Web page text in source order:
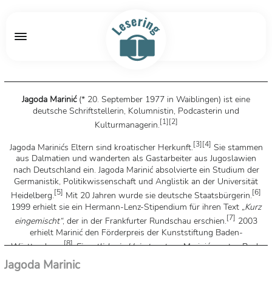
Jagoda Marinić(* 20. September 1977 in Waiblingen) ist eine
deutsche Schriftstellerin, Kolumnistin, Podcasterin und
Kulturmanagerin.[1][2]
Jagoda Marinićs Eltern sind kroatischer Herkunft.[3][4] Sie stammen
aus Dalmatien und wanderten als Gastarbeiter aus Jugoslawien
nach Deutschland ein. Jagoda Marinić absolvierte ein Studium der
Germanistik, Politikwissenschaft und Anglistik an der Universität
Heidelberg.[5] Mit 20 Jahren wurde sie deutsche Staatsbürgerin.[6]
1999 erhielt sie ein Hermann-Lenz-Stipendium für ihren Text „Kurz
eingemischt“, der in der Frankfurter Rundschau erschien.[7] 2003
erhielt Marinić den Förderpreis der Kunststiftung Baden-
Württemberg.[8] Eigentlich ein Heiratsantrag, Marinićs erstes Buch
mit Erzählungen, erschien 2001 im Suhrkamp Verlag und wurde
vom Deutschlandfunk als „verschwiegenes Debüt“ bezeichnet.
Jagoda Marinic